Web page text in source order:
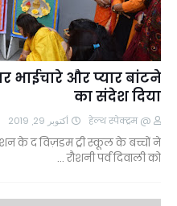
भाईचारे और प्यार बांटने
का संदेश दिया
@ हेल्थ स्पेक्ट्रम أكتوبر 29, 2019
के द विज़डम ट्री स्कूल के बच्चों ने
रौशनी पर्व दिवाली को …